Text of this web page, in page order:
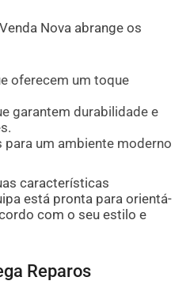
Nova abrange os
oferecem um toque
garantem durabilidade e
para um ambiente moderno
características
está pronta para orientá-
com o seu estilo e
Reparos